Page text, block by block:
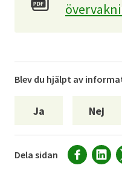
Blev du hjälpt av
Ja Nej
Dela sidan